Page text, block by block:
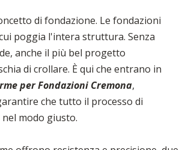
di fondazione. Le fondazioni
poggia l'intera struttura. Senza
anche il più bel progetto
di crollare. È qui che entrano in
per Fondazioni Cremona,
che tutto il processo di
modo giusto.